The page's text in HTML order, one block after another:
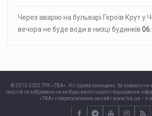
Через аварію на бульварі Героїв Крут у
вечора не буде води в низці будинків
© 2013-2025 ТРК «ТВА». Усі права захищено. За повного чи
текстів та зображень чи за будь-якого іншого поширення
«ТВА» гіперпосилання на сайт www.tva.ua – є